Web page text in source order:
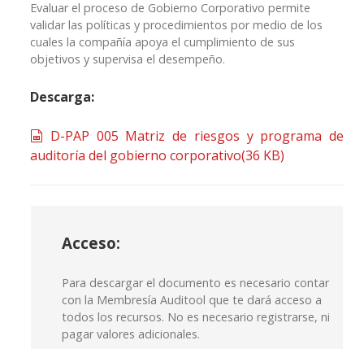
Evaluar el proceso de Gobierno Corporativo permite
validar las políticas y procedimientos por medio de los
cuales la compañía apoya el cumplimiento de sus
objetivos y supervisa el desempeño.
Descarga:
spreadsheet
D-PAP 005 Matriz de riesgos y programa de
auditoría del gobierno corporativo(36 KB)
Acceso:
Para descargar el documento es necesario contar
con la Membresía Auditool que te dará acceso a
todos los recursos. No es necesario registrarse, ni
pagar valores adicionales.